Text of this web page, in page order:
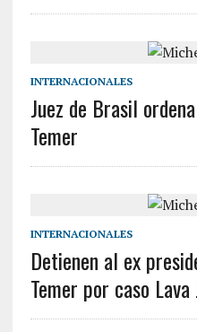
INTERNACIONALES
Juez de Brasil
Temer
INTERNACIONALES
Detienen al ex
Temer por caso Lava